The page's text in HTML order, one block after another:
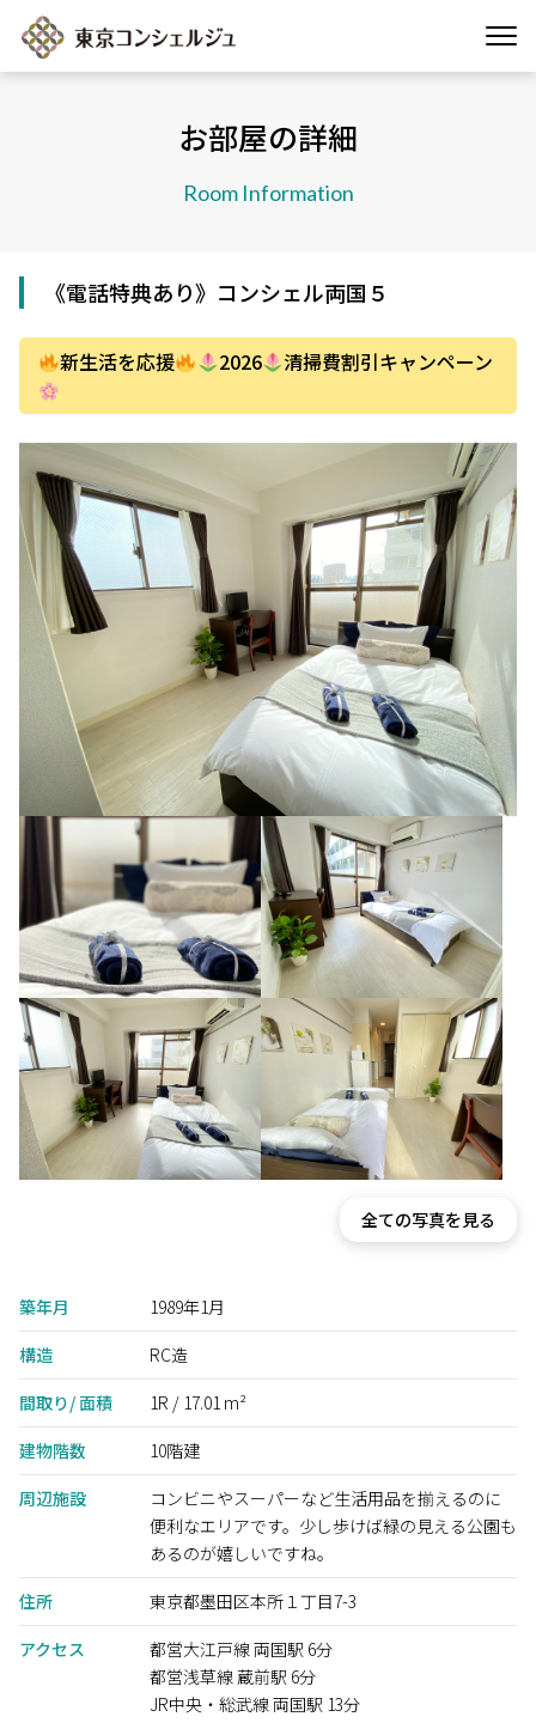
お部屋の詳細
Room Information
《電話特典あり》コンシェル両国５
新生活を応援 2026 清掃費割引キャンペーン
全ての写真を見る
築年月
1989年1月
構造
RC造
間取り/ 面積
1R / 17.01 m²
建物階数
10階建
周辺施設
コンビニやスーパーなど生活用品を揃えるのに
便利なエリアです。少し歩けば緑の見える公園も
あるのが嬉しいですね。
住所
東京都墨田区本所１丁目7-3
アクセス
都営大江戸線 両国駅 6分
都営浅草線 蔵前駅 6分
JR中央・総武線 両国駅 13分